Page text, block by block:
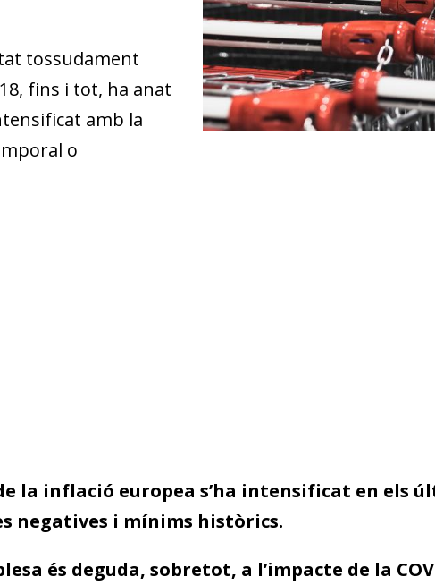
tossudament
fins i tot, ha anat
amb la
o
la inflació europea s’ha intensificat en els
negatives i mínims històrics.
és deguda, sobretot, a l’impacte de la